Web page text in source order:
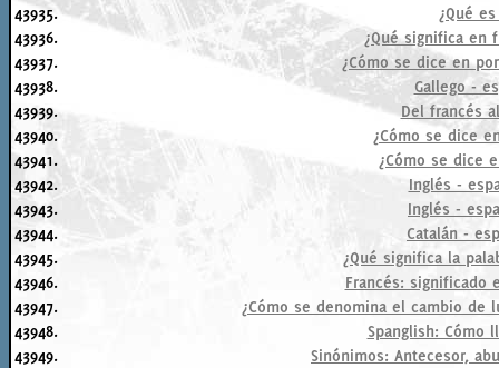
43935.
¿Qué
43936.
¿Qué significa en
43937.
¿Cómo se dice en
43938.
Gallego -
43939.
Del francés
43940.
¿Cómo se dice
43941.
¿Cómo se dice
43942.
Inglés -
43943.
Inglés -
43944.
Catalán -
43945.
¿Qué significa la
43946.
Francés: significado
43947.
¿Cómo se denomina el cambio de
43948.
Spanglish: Cómo
43949.
Sinónimos: Antecesor,